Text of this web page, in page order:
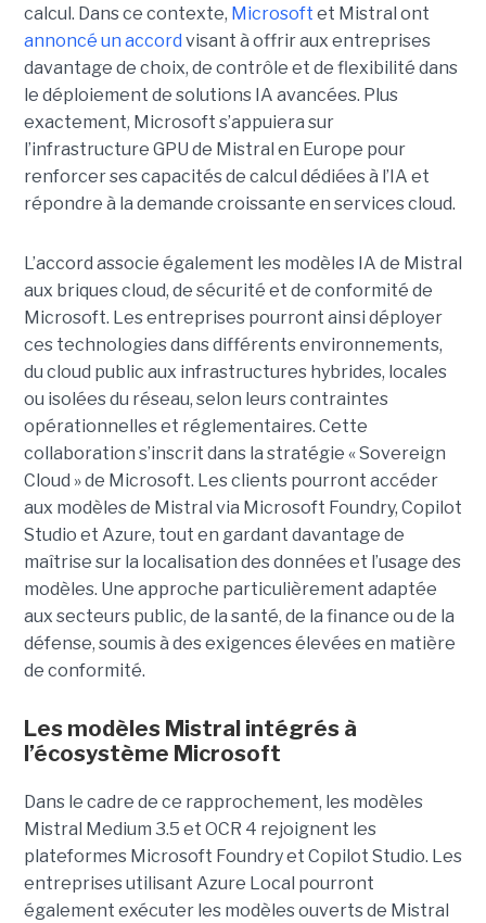
calcul. Dans ce contexte, Microsoft et Mistral ont
annoncé un accord visant à offrir aux entreprises
davantage de choix, de contrôle et de flexibilité dans
le déploiement de solutions IA avancées. Plus
exactement, Microsoft s’appuiera sur
l’infrastructure GPU de Mistral en Europe pour
renforcer ses capacités de calcul dédiées à l’IA et
répondre à la demande croissante en services cloud.
L’accord associe également les modèles IA de Mistral
aux briques cloud, de sécurité et de conformité de
Microsoft. Les entreprises pourront ainsi déployer
ces technologies dans différents environnements,
du cloud public aux infrastructures hybrides, locales
ou isolées du réseau, selon leurs contraintes
opérationnelles et réglementaires. Cette
collaboration s’inscrit dans la stratégie « Sovereign
Cloud » de Microsoft. Les clients pourront accéder
aux modèles de Mistral via Microsoft Foundry, Copilot
Studio et Azure, tout en gardant davantage de
maîtrise sur la localisation des données et l’usage des
modèles. Une approche particulièrement adaptée
aux secteurs public, de la santé, de la finance ou de la
défense, soumis à des exigences élevées en matière
de conformité.
Les modèles Mistral intégrés à
l’écosystème Microsoft
Dans le cadre de ce rapprochement, les modèles
Mistral Medium 3.5 et OCR 4 rejoignent les
plateformes Microsoft Foundry et Copilot Studio. Les
entreprises utilisant Azure Local pourront
également exécuter les modèles ouverts de Mistral